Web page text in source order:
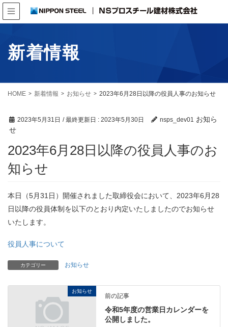
新着情報
HOME 新着情報 お知らせ 2023年6月28日以降の役員人事のお知らせ
2023年5月31日 / 最終更新日 : 2023年5月30日 nsps_dev01 お知ら
せ
2023年6月28日以降の役員人事のお
知らせ
本日（5月31日）開催されました取締役会において、2023年6月28
日以降の役員体制を以下のとおり内定いたしましたのでお知らせ
いたします。
役員人事について
カテゴリー お知らせ
お知らせ
前の記事
令和5年度の営業日カレンダーを
公開しました。